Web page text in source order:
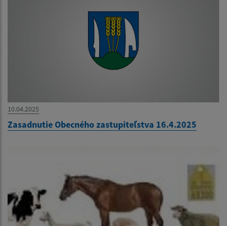
10.04.2025
Zasadnutie Obecného zastupiteľstva 16.4.2025